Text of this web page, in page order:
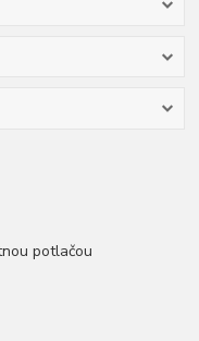
potlačou